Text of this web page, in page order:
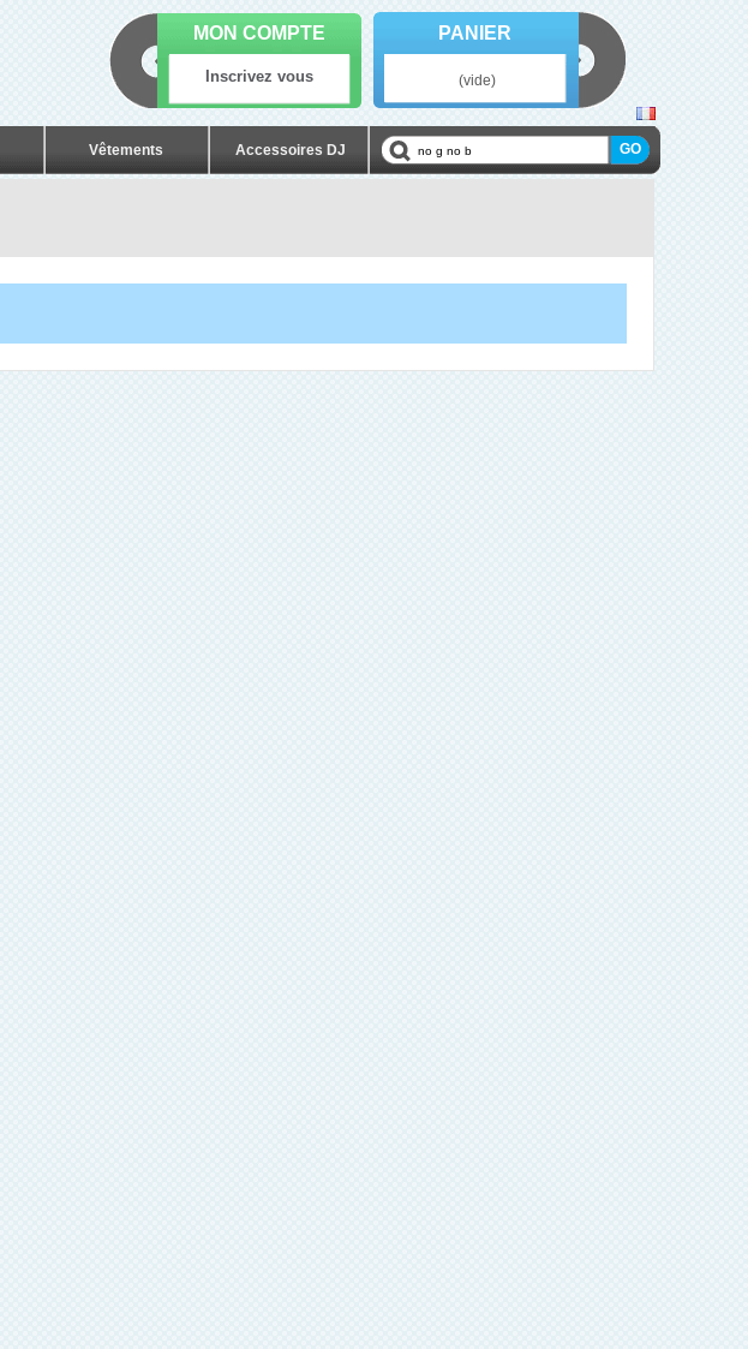
Vêtements Accessoires DJ
MON COMPTE
Inscrivez vous
PANIER
(vide)